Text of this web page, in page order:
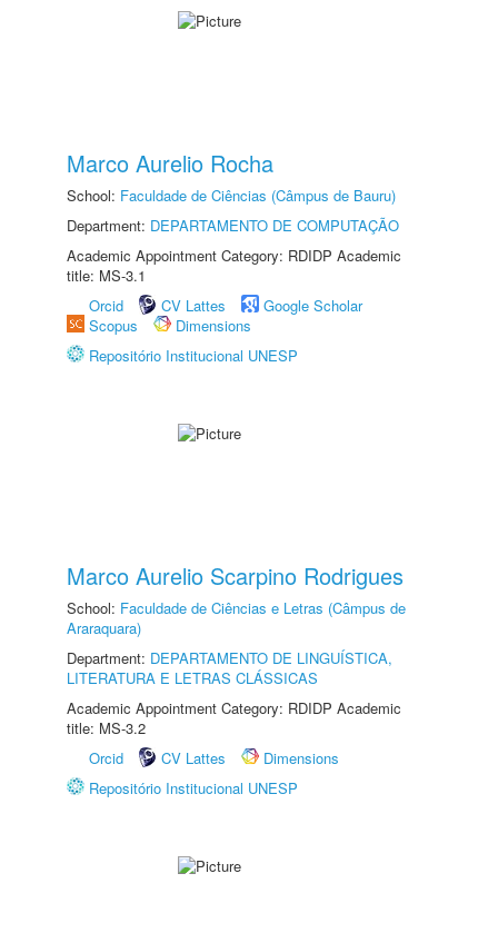
Marco Aurelio Rocha
School: Faculdade de Ciências (Câmpus de Bauru)
Department: DEPARTAMENTO DE COMPUTAÇÃO
Academic Appointment Category: RDIDP Academic
title: MS-3.1
Orcid
CV Lattes
Google Scholar
Scopus
Dimensions
Repositório Institucional UNESP
Marco Aurelio Scarpino Rodrigues
School: Faculdade de Ciências e Letras (Câmpus de
Araraquara)
Department: DEPARTAMENTO DE LINGUÍSTICA,
LITERATURA E LETRAS CLÁSSICAS
Academic Appointment Category: RDIDP Academic
title: MS-3.2
Orcid
CV Lattes
Dimensions
Repositório Institucional UNESP